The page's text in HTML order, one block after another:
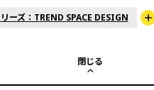
ーズ：TREND SPACE DESIGN
閉じる